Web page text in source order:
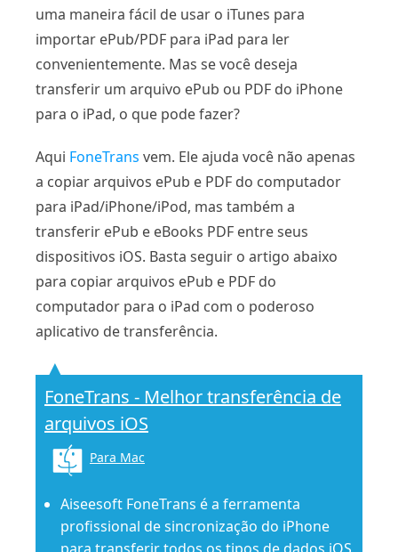
uma maneira fácil de usar o iTunes para
importar ePub/PDF para iPad para ler
convenientemente. Mas se você deseja
transferir um arquivo ePub ou PDF do iPhone
para o iPad, o que pode fazer?
Aqui FoneTrans vem. Ele ajuda você não apenas
a copiar arquivos ePub e PDF do computador
para iPad/iPhone/iPod, mas também a
transferir ePub e eBooks PDF entre seus
dispositivos iOS. Basta seguir o artigo abaixo
para copiar arquivos ePub e PDF do
computador para o iPad com o poderoso
aplicativo de transferência.
FoneTrans - Melhor transferência de
arquivos iOS
Para Mac
Aiseesoft FoneTrans é a ferramenta
profissional de sincronização do iPhone